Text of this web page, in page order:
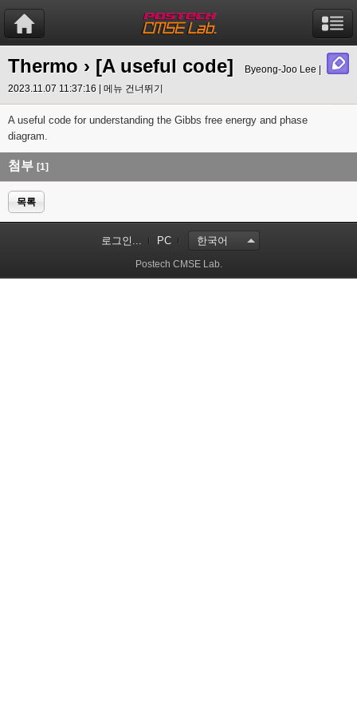
Thermo › [A useful code]
Byeong-Joo Lee |
2023.11.07 11:37:16 | 메뉴 건너뛰기
A useful code for understanding the Gibbs free energy and phase
diagram.
첨부 [1]
목록
로그인... PC 한국어
Postech CMSE Lab.